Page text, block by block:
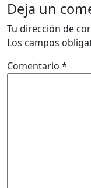
Deja un
Tu dirección de
Los campos
Comentario *